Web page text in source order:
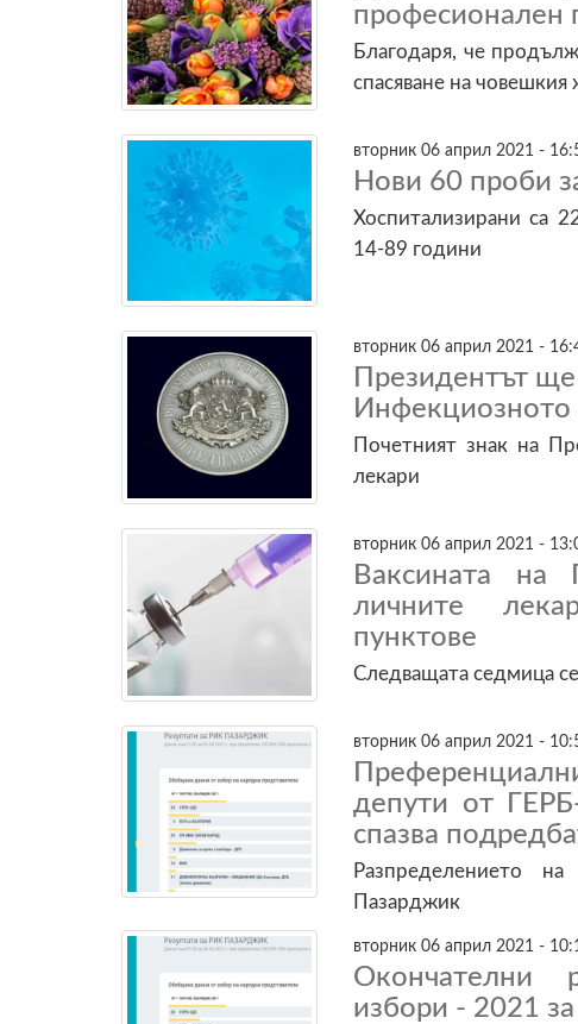
професионален
Благодаря, че
спасяване на човешкия
вторник 06 април 2021 -
Нови 60 проби
Хоспитализирани са
14-89 години
вторник 06 април 2021 -
Президентът
Почетният знак на
лекари
вторник 06 април 2021 -
Ваксината на
личните
пунктове
Следващата седмица се
вторник 06 април 2021 -
депути от
спазва
Разпределението
Пазарджик
вторник 06 април 2021 -
Окончателни
избори - 2021